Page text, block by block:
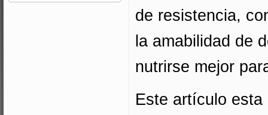
de resistencia,
la amabilidad de
nutrirse mejor
Este artículo